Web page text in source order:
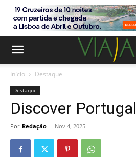
Início Destaque
Destaque
Discover Portugal
Por Redação - Nov 4, 2025